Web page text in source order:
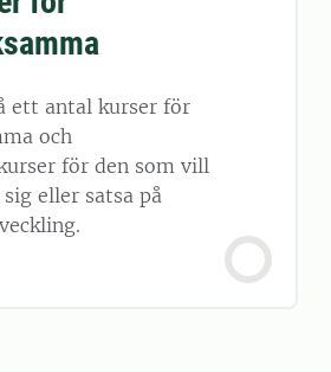
ett antal kurser för
och
för den som vill
eller satsa på